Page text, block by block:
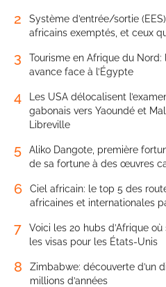
2
Système d’entrée/sortie
africains exemptés, et ceux
3
Tourisme en Afrique du
avance face à l’Égypte
4
Les USA délocalisent
gabonais vers Yaoundé et
Libreville
5
Aliko Dangote, première
de sa fortune à des œuvres
6
Ciel africain: le top 5 des
africaines et internationales
7
Voici les 20 hubs d’Afrique
les visas pour les États-Unis
8
Zimbabwe: découverte d’un
millions d’années